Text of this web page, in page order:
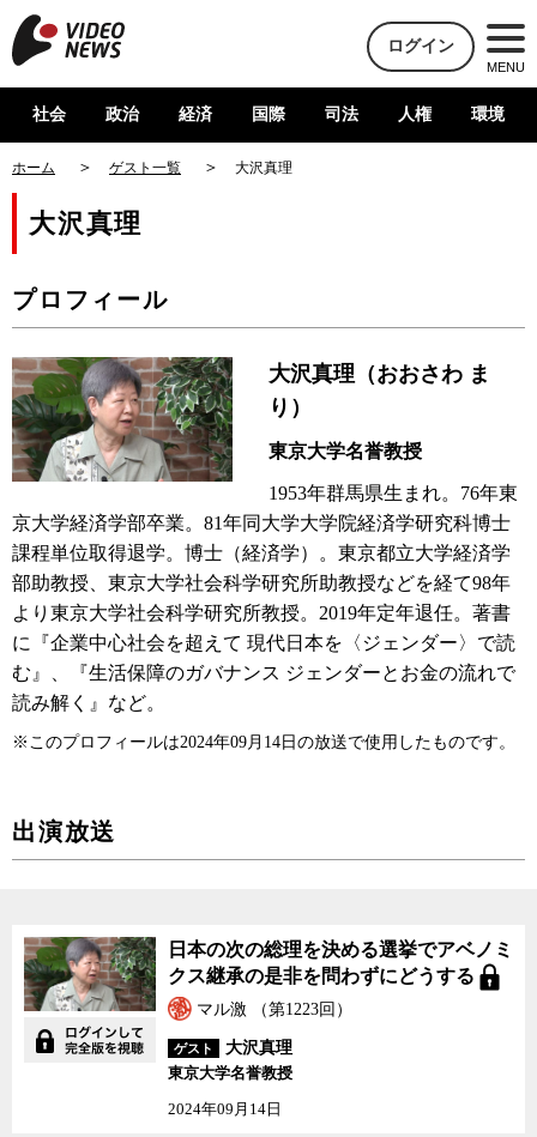
ログイン
MENU
社会 政治 経済 国際 司法 人権 環境
ホーム ゲスト一覧 大沢真理
大沢真理
プロフィール
大沢真理（おおさわ ま
り）
東京大学名誉教授
1953年群馬県生まれ。76年東
京大学経済学部卒業。81年同大学大学院経済学研究科博士
課程単位取得退学。博士（経済学）。東京都立大学経済学
部助教授、東京大学社会科学研究所助教授などを経て98年
より東京大学社会科学研究所教授。2019年定年退任。著書
に『企業中心社会を超えて 現代日本を〈ジェンダー〉で読
む』、『生活保障のガバナンス ジェンダーとお金の流れで
読み解く』など。
※このプロフィールは2024年09月14日の放送で使用したものです。
出演放送
日本の次の総理を決める選挙でアベノミ
クス継承の是非を問わずにどうする
マル激 （第1223回）
ゲスト
大沢真理
東京大学名誉教授
2024年09月14日